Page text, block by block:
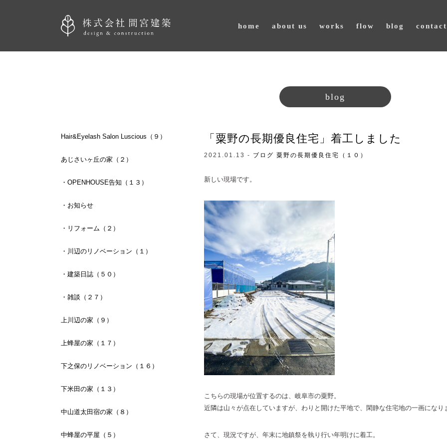
home about us works flow blog contact
blog
「粟野の長期優良住宅」着工しました
2021.01.13 - ブログ 粟野の長期優良住宅（１０）
新しい現場です。
こちらの現場が位置するのは、岐阜市の粟野。
近隣は山々が点在していますが、わりと開けた平地で、閑静な住宅地の一画になり
さて、現況ですが、年末に地鎮祭を執り行い年明けに着工。
Hair&Eyelash Salon Luscious（９）
あじさいヶ丘の家（２）
・OPENHOUSE告知（１３）
・お知らせ
・リフォーム（２）
・川辺のリノベーション（１）
・建築日誌（５０）
・雑談（２７）
上川辺の家（９）
上蜂屋の家（１７）
下之保のリノベーション（１６）
下米田の家（１３）
中山道太田宿の家（８）
中蜂屋の平屋（５）